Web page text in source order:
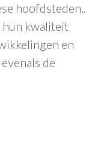
hoofdsteden..
hun kwaliteit
en
de